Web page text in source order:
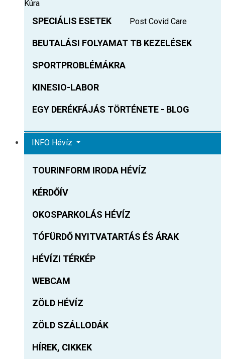
Kúra
SPECIÁLIS ESETEK Post Covid Care
BEUTALÁSI FOLYAMAT TB KEZELÉSEK
SPORTPROBLÉMÁKRA
KINESIO-LABOR
EGY DERÉKFÁJÁS TÖRTÉNETE - BLOG
INFO Hévíz
TOURINFORM IRODA HÉVÍZ
KÉRDŐÍV
OKOSPARKOLÁS HÉVÍZ
TÓFÜRDŐ NYITVATARTÁS ÉS ÁRAK
HÉVÍZI TÉRKÉP
WEBCAM
ZÖLD HÉVÍZ
ZÖLD SZÁLLODÁK
HÍREK, CIKKEK